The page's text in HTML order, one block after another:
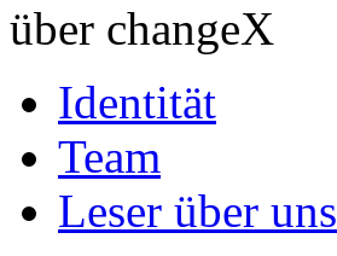
über changeX
Identität
Team
Leser über uns